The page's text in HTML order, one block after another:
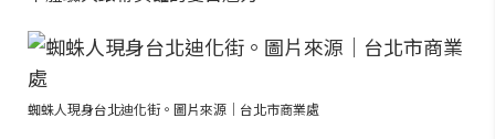
蜘蛛人現身台北迪化街。圖片來源｜台北市商業處